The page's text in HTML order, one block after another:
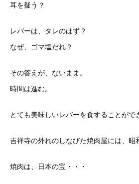
耳を疑う？
レバーは、タレのはず？
なぜ、ゴマ塩だれ？
その答えが、ないまま。
時間は進む。
とても美味しいレバーを食することがで
吉祥寺の外れのしなびた焼肉屋には、昭
焼肉は、日本の宝・・・